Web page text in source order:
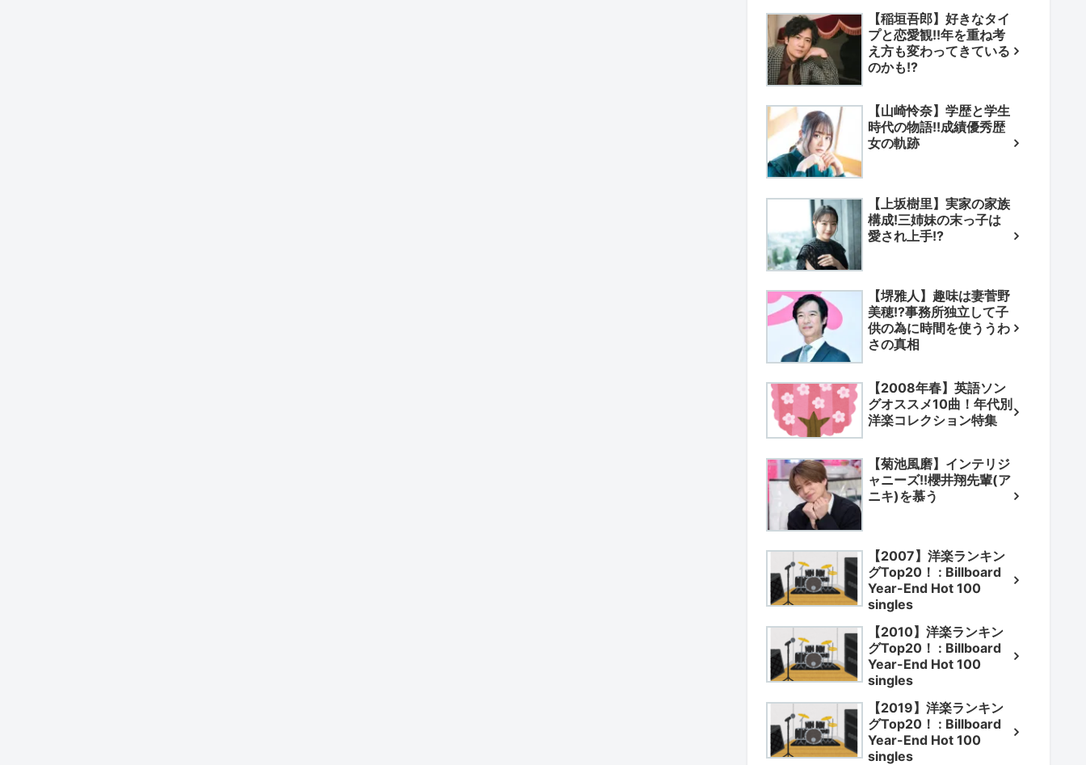
【稲垣吾郎】好きなタイ
プと恋愛観!!年を重ね考
え方も変わってきている
のかも!?
【山崎怜奈】学歴と学生
時代の物語!!成績優秀歴
女の軌跡
【上坂樹里】実家の家族
構成!三姉妹の末っ子は
愛され上手!?
【堺雅人】趣味は妻菅野
美穂!?事務所独立して子
供の為に時間を使ううわ
さの真相
【2008年春】英語ソン
グオススメ10曲！年代別
洋楽コレクション特集
【菊池風磨】インテリジ
ャニーズ!!櫻井翔先輩(ア
ニキ)を慕う
【2007】洋楽ランキン
グTop20！ : Billboard
Year-End Hot 100
singles
【2010】洋楽ランキン
グTop20！ : Billboard
Year-End Hot 100
singles
【2019】洋楽ランキン
グTop20！ : Billboard
Year-End Hot 100
singles